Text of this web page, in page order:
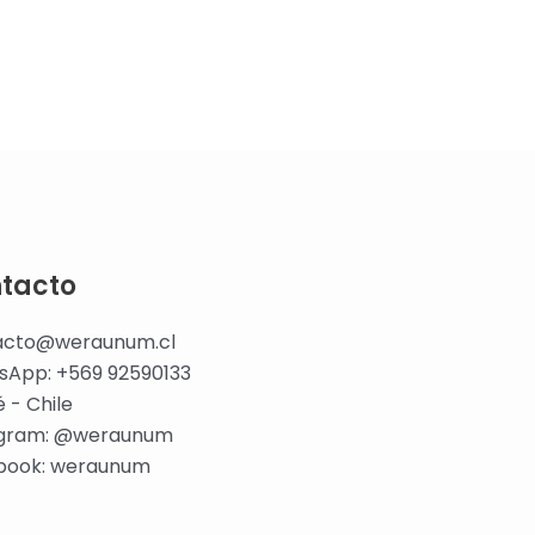
+569 92590133
- Chile
@weraunum
weraunum